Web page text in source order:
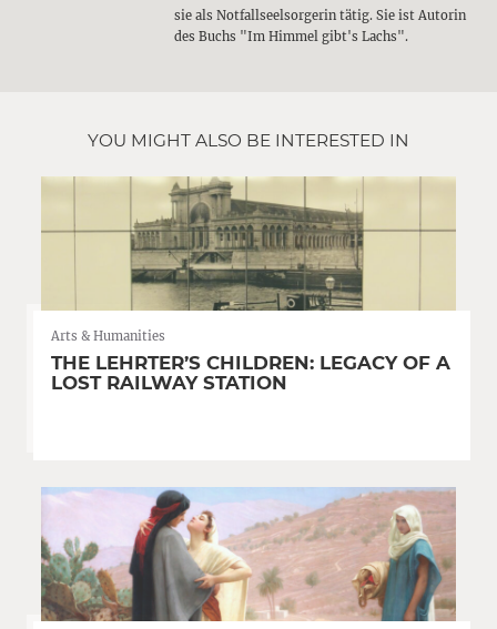
sie als Notfallseelsorgerin tätig. Sie ist Autorin
des Buchs "Im Himmel gibt's Lachs".
YOU MIGHT ALSO BE INTERESTED IN
Arts & Humanities
THE LEHRTER’S CHILDREN: LEGACY OF A
LOST RAILWAY STATION